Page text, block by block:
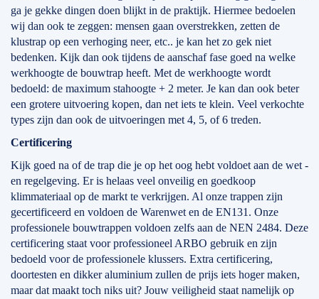
ga je gekke dingen doen blijkt in de praktijk. Hiermee bedoelen
wij dan ook te zeggen: mensen gaan overstrekken, zetten de
klustrap op een verhoging neer, etc.. je kan het zo gek niet
bedenken. Kijk dan ook tijdens de aanschaf fase goed na welke
werkhoogte de bouwtrap heeft. Met de werkhoogte wordt
bedoeld: de maximum stahoogte + 2 meter. Je kan dan ook beter
een grotere uitvoering kopen, dan net iets te klein. Veel verkochte
types zijn dan ook de uitvoeringen met 4, 5, of 6 treden.
Certificering
Kijk goed na of de trap die je op het oog hebt voldoet aan de wet -
en regelgeving. Er is helaas veel onveilig en goedkoop
klimmateriaal op de markt te verkrijgen. Al onze trappen zijn
gecertificeerd en voldoen de Warenwet en de EN131. Onze
professionele bouwtrappen voldoen zelfs aan de NEN 2484. Deze
certificering staat voor professioneel ARBO gebruik en zijn
bedoeld voor de professionele klussers. Extra certificering,
doortesten en dikker aluminium zullen de prijs iets hoger maken,
maar dat maakt toch niks uit? Jouw veiligheid staat namelijk op